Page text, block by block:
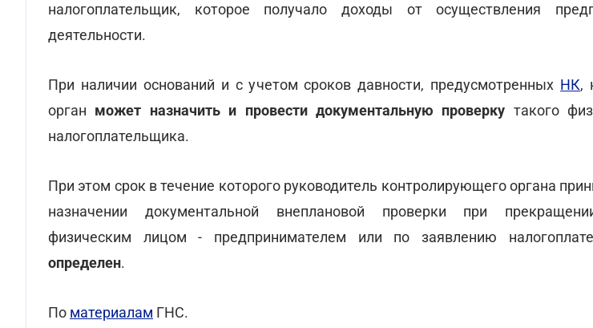
налогоплательщик, которое получало доходы от осуществления
деятельности.
При наличии оснований и с учетом сроков давности, предусмотренных НК,
орган может назначить и провести документальную проверку такого
налогоплательщика.
При этом срок в течение которого руководитель контролирующего органа
назначении документальной внеплановой проверки при
физическим лицом - предпринимателем или по заявлению
определен.
По материалам ГНС.